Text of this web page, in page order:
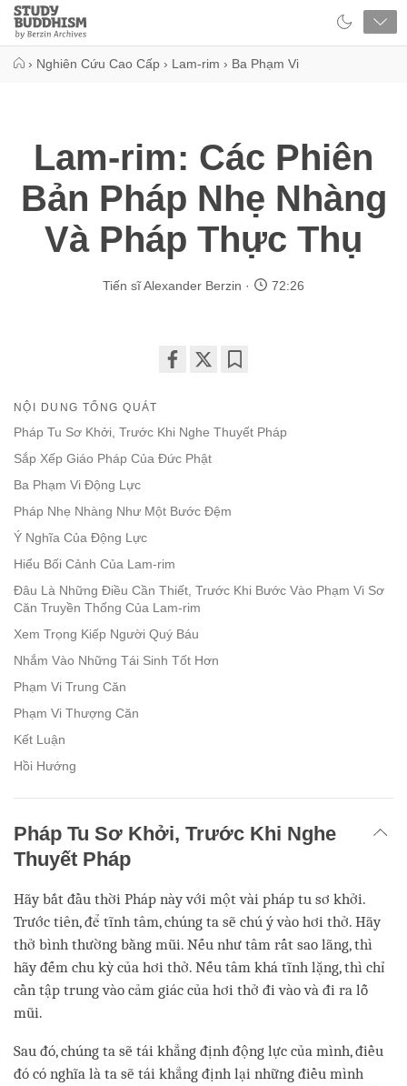
Close
Study
Buddhism
› Nghiên Cứu Cao Cấp › Lam-rim › Ba Phạm Vi
Lam-rim: Các Phiên
Bản Pháp Nhẹ Nhàng
Và Pháp Thực Thụ
Tiến sĩ Alexander Berzin 72:26
facebook
NỘI DUNG TỔNG QUÁT
Pháp Tu Sơ Khởi, Trước Khi Nghe Thuyết Pháp
Sắp Xếp Giáo Pháp Của Đức Phật
Ba Phạm Vi Động Lực
Pháp Nhẹ Nhàng Như Một Bước Đệm
Ý Nghĩa Của Động Lực
Hiểu Bối Cảnh Của Lam-rim
Đâu Là Những Điều Cần Thiết, Trước Khi Bước Vào Phạm Vi Sơ
Căn Truyền Thống Của Lam-rim
Xem Trọng Kiếp Người Quý Báu
Nhắm Vào Những Tái Sinh Tốt Hơn
Phạm Vi Trung Căn
Phạm Vi Thượng Căn
Kết Luận
Hồi Hướng
Pháp Tu Sơ Khởi, Trước Khi Nghe
Thuyết Pháp
Hãy bắt đầu thời Pháp này với một vài pháp tu sơ khởi.
Trước tiên, để tĩnh tâm, chúng ta sẽ chú ý vào hơi thở. Hãy
thở bình thường bằng mũi. Nếu như tâm rất sao lãng, thì
hãy đếm chu kỳ của hơi thở. Nếu tâm khá tĩnh lặng, thì chỉ
cần tập trung vào cảm giác của hơi thở đi vào và đi ra lỗ
mũi.
Sau đó, chúng ta sẽ tái khẳng định động lực của mình, điều
đó có nghĩa là ta sẽ tái khẳng định lại những điều mình